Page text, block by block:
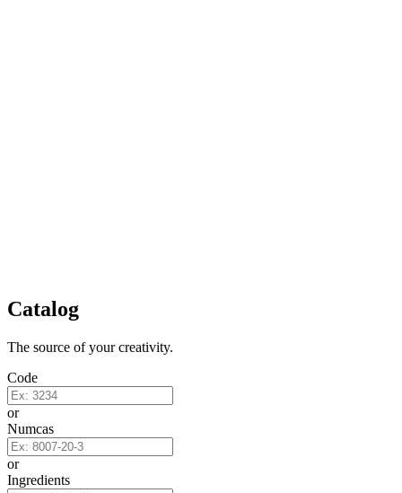
Catalog
The source of your creativity.
Code
or
Numcas
or
Ingredients